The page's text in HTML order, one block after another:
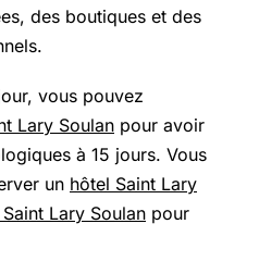
des boutiques et des
vous pouvez
Lary Soulan pour avoir
à 15 jours. Vous
un hôtel Saint Lary
Lary Soulan pour